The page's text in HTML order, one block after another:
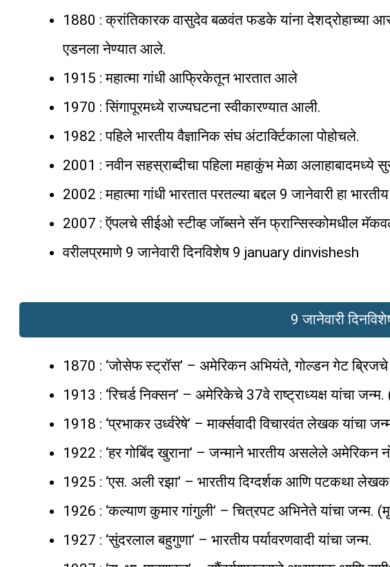
1880 : क्रांतिकारक वासुदेव बळवंत फडके यांना देशद्रोहाच्या
एडनला नेण्यात आले.
1915 : महात्मा गांधी आफ्रिकेतून भारतात आले
1970 : सिंगापूरमध्ये राज्यघटना स्वीकारण्यात आली.
1982 : पहिले भारतीय वैज्ञानिक संघ अंटार्क्टिकाला पोहोचले.
2001 : नवीन सहस्राब्दीचा पहिला महाकुंभ मेळा अलाहाबादमध्ये
2002 : महात्मा गांधी भारतात परतल्या बद्दल 9 जानेवारी हा
2007 : ऍपलचे सीईओ स्टीव्ह जॉब्सने सॅन फ्रान्सिस्कोमधील
वरीलप्रमाणे 9 जानेवारी दिनविशेष 9 january dinvishesh
9 जानेवारी
1870 : ‘जोसेफ स्ट्रॉस’ – अमेरिकन अभियंते, गोल्डन गेट
1913 : ‘रिचर्ड निक्सन’ – अमेरिकेचे 37वे राष्ट्राध्यक्ष यांचा
1918 : ‘प्रभाकर उर्ध्वरेषे’ – मार्क्सवादी विचारवंत लेखक यांचा
1922 : ‘हर गोबिंद खुराना’ – जन्माने भारतीय असलेले अमेरिकन
1925 : ‘एस. अली रझा’ – भारतीय दिग्दर्शक आणि पटकथा
1926 : ‘कल्याण कुमार गांगुली’ – चित्रपट अभिनेते यांचा जन्म.
1927 : ‘सुंदरलाल बहुगुणा’ – भारतीय पर्यावरणवादी यांचा जन्म.